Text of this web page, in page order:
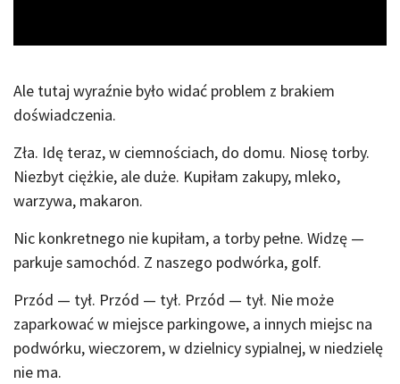
Ale tutaj wyraźnie było widać problem z brakiem
doświadczenia.
Zła. Idę teraz, w ciemnościach, do domu. Niosę torby.
Niezbyt ciężkie, ale duże. Kupiłam zakupy, mleko,
warzywa, makaron.
Nic konkretnego nie kupiłam, a torby pełne. Widzę —
parkuje samochód. Z naszego podwórka, golf.
Przód — tył. Przód — tył. Przód — tył. Nie może
zaparkować w miejsce parkingowe, a innych miejsc na
podwórku, wieczorem, w dzielnicy sypialnej, w niedzielę
nie ma.